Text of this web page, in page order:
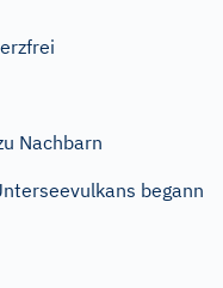
Nachbarn
begann